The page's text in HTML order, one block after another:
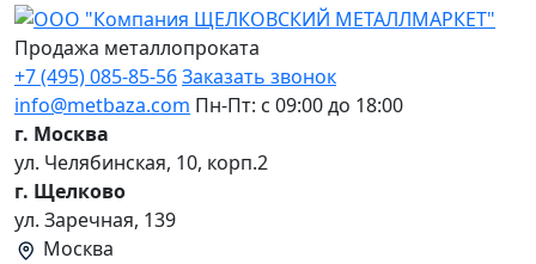
Продажа металлопроката
+7 (495) 085-85-56Заказать звонок
info@metbaza.com Пн-Пт: с 09:00 до 18:00
г. Москва
ул. Челябинская, 10, корп.2
г. Щелково
ул. Заречная, 139
Москва